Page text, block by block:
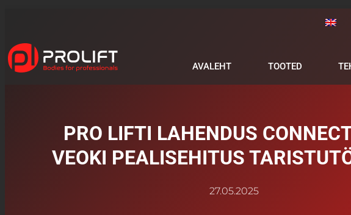
AVALEHT TOOTED
PRO LIFTI LAHENDUS
VEOKI PEALISEHITUS
27.05.2025